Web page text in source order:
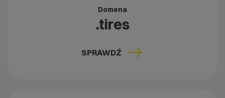
Domena
.tires
SPRAWDŹ